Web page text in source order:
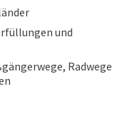
und
Radwege